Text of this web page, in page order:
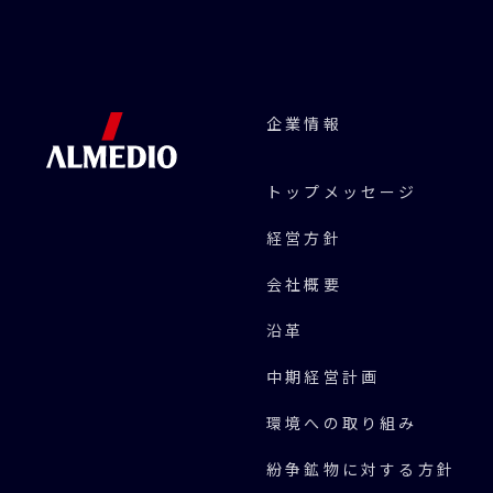
企業情報
トップメッセージ
経営方針
会社概要
沿革
中期経営計画
環境への取り組み
紛争鉱物に対する方針